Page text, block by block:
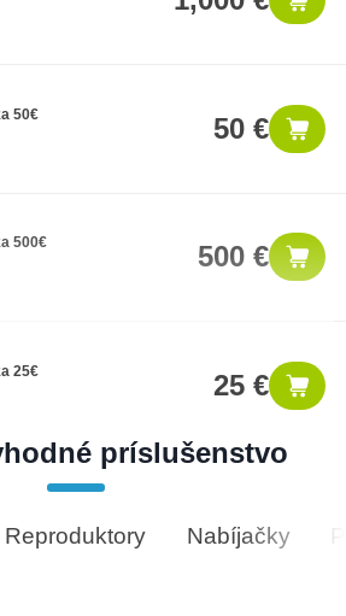
50€ 50 €
500€ 500 €
25€ 25 €
príslušenstvo
Reproduktory Nabíjačky